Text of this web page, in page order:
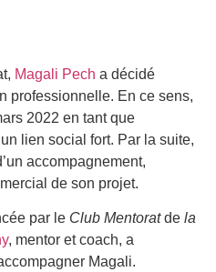
Magali Pech a décidé
professionnelle. En ce sens,
2022 en tant que
lien social fort. Par la suite,
accompagnement,
de son projet.
par le Club Mentoratde la
, mentor et coach, a
Magali.